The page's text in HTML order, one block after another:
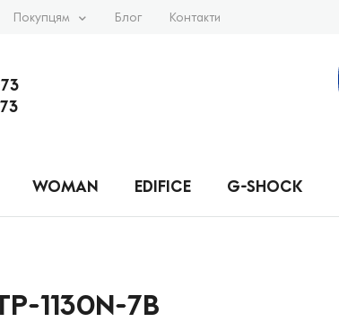
Покупцям Блог Контакти
WOMAN EDIFICE G-SHOCK
1130N-7B